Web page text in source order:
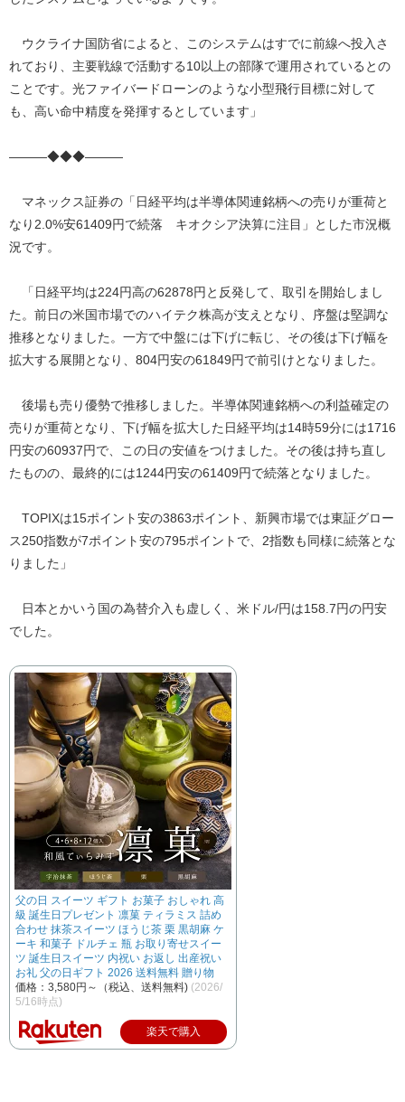
ウクライナ国防省によると、このシステムはすでに前線へ投入さ
れており、主要戦線で活動する10以上の部隊で運用されているとの
ことです。光ファイバードローンのような小型飛行目標に対して
も、高い命中精度を発揮するとしています」
―――◆◆◆―――
マネックス証券の「日経平均は半導体関連銘柄への売りが重荷と
なり2.0%安61409円で続落 キオクシア決算に注目」とした市況概
況です。
「日経平均は224円高の62878円と反発して、取引を開始しまし
た。前日の米国市場でのハイテク株高が支えとなり、序盤は堅調な
推移となりました。一方で中盤には下げに転じ、その後は下げ幅を
拡大する展開となり、804円安の61849円で前引けとなりました。
後場も売り優勢で推移しました。半導体関連銘柄への利益確定の
売りが重荷となり、下げ幅を拡大した日経平均は14時59分には1716
円安の60937円で、この日の安値をつけました。その後は持ち直し
たものの、最終的には1244円安の61409円で続落となりました。
TOPIXは15ポイント安の3863ポイント、新興市場では東証グロー
ス250指数が7ポイント安の795ポイントで、2指数も同様に続落とな
りました」
日本とかいう国の為替介入も虚しく、米ドル/円は158.7円の円安
でした。
父の日 スイーツ ギフト お菓子 おしゃれ 高
級 誕生日プレゼント 凛菓 ティラミス 詰め
合わせ 抹茶スイーツ ほうじ茶 栗 黒胡麻 ケ
ーキ 和菓子 ドルチェ 瓶 お取り寄せスイー
ツ 誕生日スイーツ 内祝い お返し 出産祝い
お礼 父の日ギフト 2026 送料無料 贈り物
価格：3,580円～（税込、送料無料) (2026/
5/16時点)
楽天で購入